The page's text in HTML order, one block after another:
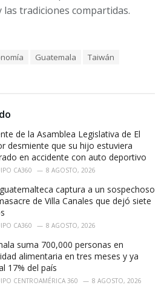
tradiciones compartidas.
Guatemala
Taiwán
de la Asamblea Legislativa de El
desmiente que su hijo estuviera
en accidente con auto deportivo
CA360 8 AGOSTO, 2026
captura a un sospechoso
de Villa Canales que dejó siete
CA360 8 AGOSTO, 2026
suma 700,000 personas en
alimentaria en tres meses y ya
17% del país
CENTROAMÉRICA 360 8 AGOSTO, 2026